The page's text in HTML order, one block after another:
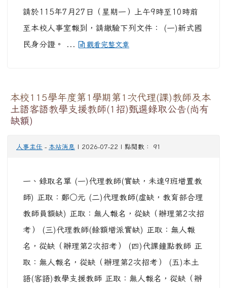
爰續辦理第3次招考事宜，歡迎符合資格者踴躍報
名，詳請參看本網站先前簡章公告。 三、正取人員
請於115年7月27日（星期一）上午9時至10時前
土語客語教學支援教師(1招)甄選錄取公告(尚有
人事主任-本站消息 | 2026-07-22 | 點閱數： 91
一、錄取名單 (一)代理教師(實缺，未達9班增置教
師) 正取：鄭○元 (二)代理教師(虛缺，教育部合理
教師員額缺) 正取：無人報名，從缺（辦理第2次招
考） (三)代理教師(餘額增派實缺) 正取：無人報
名，從缺（辦理第2次招考） (四)代課鐘點教師 正